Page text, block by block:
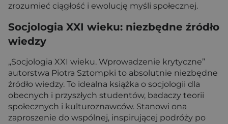
zrozumieć ciągłość i ewolucję myśli społecznej.
Socjologia XXI wieku: niezbędne źródło
wiedzy
„Socjologia XXI wieku. Wprowadzenie krytyczne”
autorstwa Piotra Sztompki to absolutnie niezbędne
źródło wiedzy. To idealna książka o socjologii dla
obecnych i przyszłych studentów, badaczy teorii
społecznych i kulturoznawców. Stanowi ona
zaproszenie do wspólnej, inspirującej podróży po